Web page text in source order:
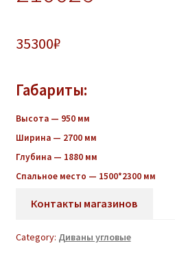
35300₽
Габариты:
Высота — 950 мм
Ширина — 2700 мм
Глубина — 1880 мм
Спальное место — 1500*2300 мм
Контакты магазинов
Category: Диваны угловые